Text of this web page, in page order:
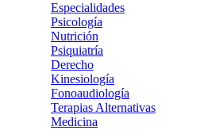
Especialidades
Psicología
Nutrición
Psiquiatría
Derecho
Kinesiología
Fonoaudiología
Terapias Alternativas
Medicina